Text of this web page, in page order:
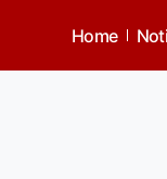
Home